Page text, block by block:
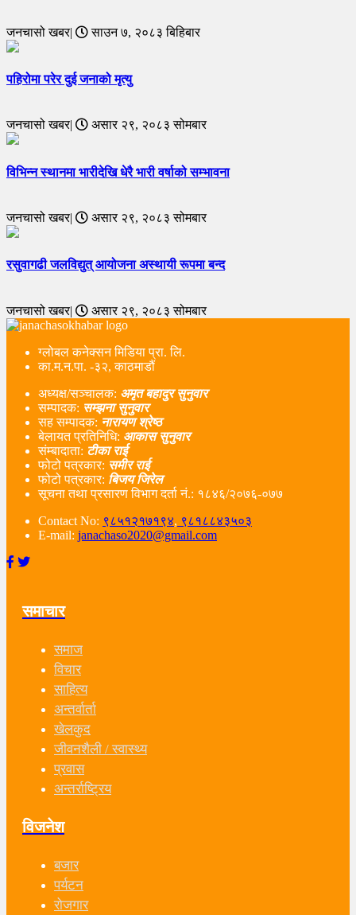
जनचासो खबर| साउन ७, २०८३ बिहिबार
पहिरोमा परेर दुई जनाको मृत्यु
जनचासो खबर| असार २९, २०८३ सोमबार
विभिन्न स्थानमा भारीदेखि धेरै भारी वर्षाको सम्भावना
जनचासो खबर| असार २९, २०८३ सोमबार
रसुवागढी जलविद्युत् आयोजना अस्थायी रूपमा बन्द
जनचासो खबर| असार २९, २०८३ सोमबार
ग्लोबल कनेक्सन मिडिया प्रा. लि.
का.म.न.पा. -३२, काठमाडौं
अध्यक्ष/सञ्चालक: अमृत बहादुर सुनुवार
सम्पादक: सम्झना सुनुवार
सह सम्पादक: नारायण श्रेष्ठ
बेलायत प्रतिनिधि: आकास सुनुवार
संम्बादाता: टीका राई
फोटो पत्रकार: समीर राई
फोटो पत्रकार: बिजय जिरेल
सूचना तथा प्रसारण विभाग दर्ता नं‌.: १८४६/२०७६-०७७
Contact No: ९८५१२१७१९४, ९८१८८४३५०३
E-mail: janachaso2020@gmail.com
समाचार
समाज
विचार
साहित्य
अन्तर्वार्ता
खेलकुद
जीवनशैली / स्वास्थ्य
प्रवास
अन्तर्राष्ट्रिय
विजनेश
बजार
पर्यटन
रोजगार